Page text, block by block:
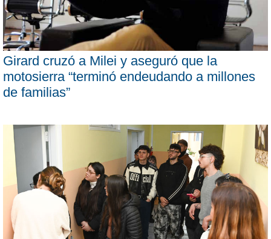
Girard cruzó a Milei y aseguró que la
motosierra “terminó endeudando a millones
de familias”